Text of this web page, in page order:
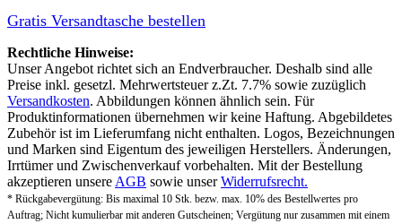
Gratis Versandtasche bestellen
Rechtliche Hinweise:
Unser Angebot richtet sich an Endverbraucher. Deshalb sind alle
Preise inkl. gesetzl. Mehrwertsteuer z.Zt. 7.7% sowie zuzüglich
Versandkosten. Abbildungen können ähnlich sein. Für
Produktinformationen übernehmen wir keine Haftung. Abgebildetes
Zubehör ist im Lieferumfang nicht enthalten. Logos, Bezeichnungen
und Marken sind Eigentum des jeweiligen Herstellers. Änderungen,
Irrtümer und Zwischenverkauf vorbehalten. Mit der Bestellung
akzeptieren unsereAGB sowie unserWiderrufsrecht.
* Rückgabevergütung: Bis maximal 10 Stk. bezw. max. 10% des Bestellwertes pro
Auftrag; Nicht kumulierbar mit anderen Gutscheinen; Vergütung nur zusammen mit einem